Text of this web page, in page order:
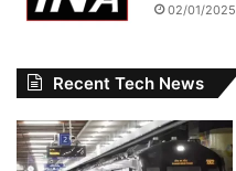
02/01/2025
Recent Tech News